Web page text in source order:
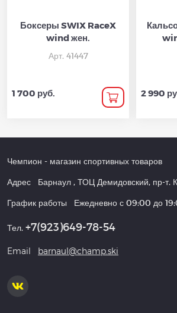
Боксеры SWIX RaceX
wind жен.
Арт. 41447
1 700 руб. 2 990
Чемпион - магазин спортивных товаров
Адрес Барнаул , ТОЦ Демидовский, пр-т.
График работы Ежедневно с 09:00 до
Тел. +7(923)649-78-54
Email barnaul@champ.ski